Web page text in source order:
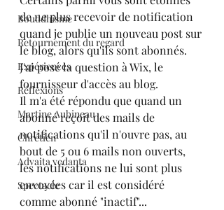
Bouddhisme
Retournement du regard
Expériences
Réflexions
Martine Aubineau
Chrétien
Advaita vedanta
Spectacle
de ne plus recevoir de notification
quand je publie un nouveau post sur
le blog, alors qu'ils sont abonnés.
J'ai posé la question à Wix, le
fournisseur d'accès au blog.
Il m'a été répondu que quand un
abonné reçoit des mails de
notifications qu'il n'ouvre pas, au
bout de 5 ou 6 mails non ouverts,
les notifications ne lui sont plus
envoyées car il est considéré
comme abonné "inactif"...